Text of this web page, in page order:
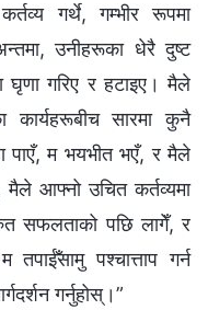
गर्थे, गम्भीर रूपमा
उनीहरूका धेरै दुष्ट
घृणा गरिए र हटाइए। मैले
कार्यहरूबीच सारमा कुनै
पाएँ, म भयभीत भएँ, र मैले
मैले आफ्नो उचित कर्तव्यमा
सफलताको पछि लागेँ, र
पश्चात्ताप गर्न
गर्नुहोस्।”